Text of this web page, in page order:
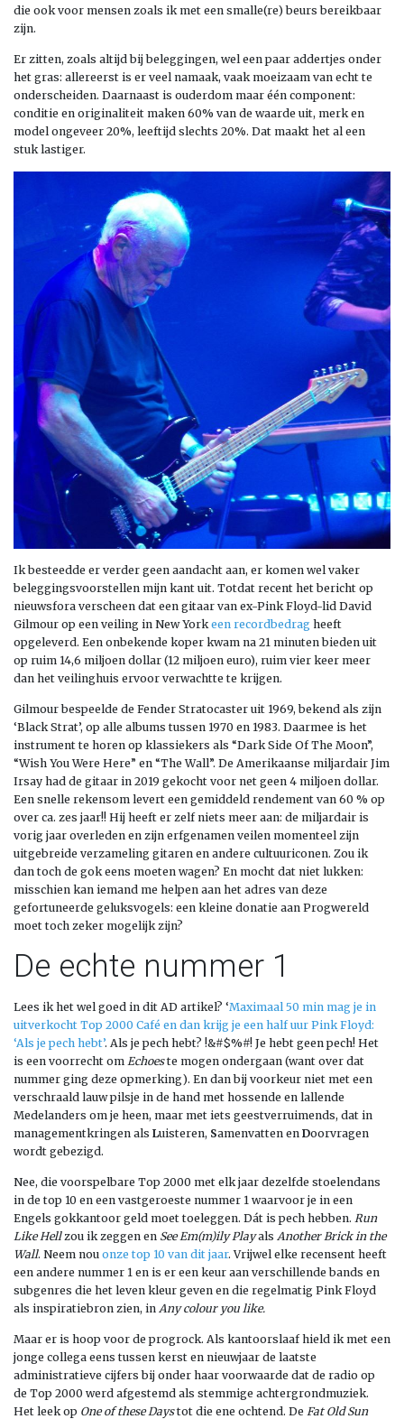
die ook voor mensen zoals ik met een smalle(re) beurs bereikbaar
zijn.
Er zitten, zoals altijd bij beleggingen, wel een paar addertjes onder
het gras: allereerst is er veel namaak, vaak moeizaam van echt te
onderscheiden. Daarnaast is ouderdom maar één component:
conditie en originaliteit maken 60% van de waarde uit, merk en
model ongeveer 20%, leeftijd slechts 20%. Dat maakt het al een
stuk lastiger.
Ik besteedde er verder geen aandacht aan, er komen wel vaker
beleggingsvoorstellen mijn kant uit. Totdat recent het bericht op
nieuwsfora verscheen dat een gitaar van ex-Pink Floyd-lid David
Gilmour op een veiling in New Yorkeen recordbedrag heeft
opgeleverd. Een onbekende koper kwam na 21 minuten bieden uit
op ruim 14,6 miljoen dollar (12 miljoen euro), ruim vier keer meer
dan het veilinghuis ervoor verwachtte te krijgen.
Gilmour bespeelde de Fender Stratocaster uit 1969, bekend als zijn
‘Black Strat’, op alle albums tussen 1970 en 1983. Daarmee is het
instrument te horen op klassiekers als “Dark Side Of The Moon”,
“Wish You Were Here” en “The Wall”. De Amerikaanse miljardair Jim
Irsay had de gitaar in 2019 gekocht voor net geen 4 miljoen dollar.
Een snelle rekensom levert een gemiddeld rendement van 60 % op
over ca. zes jaar!! Hij heeft er zelf niets meer aan: de miljardair is
vorig jaar overleden en zijn erfgenamen veilen momenteel zijn
uitgebreide verzameling gitaren en andere cultuuriconen. Zou ik
dan toch de gok eens moeten wagen? En mocht dat niet lukken:
misschien kan iemand me helpen aan het adres van deze
gefortuneerde geluksvogels: een kleine donatie aan Progwereld
moet toch zeker mogelijk zijn?
De echte nummer 1
Lees ik het wel goed in dit AD artikel? ‘Maximaal 50 min mag je in
uitverkocht Top 2000 Café en dan krijg je een half uur Pink Floyd:
‘Als je pech hebt’. Als je pech hebt? !&#$%#! Je hebt geen pech! Het
is een voorrecht om Echoeste mogen ondergaan (want over dat
nummer ging deze opmerking). En dan bij voorkeur niet met een
verschraald lauw pilsje in de hand met hossende en lallende
Medelanders om je heen, maar met iets geestverruimends, dat in
managementkringen als Luisteren, Samenvatten en Doorvragen
wordt gebezigd.
Nee, die voorspelbare Top 2000 met elk jaar dezelfde stoelendans
in de top 10 en een vastgeroeste nummer 1 waarvoor je in een
Engels gokkantoor geld moet toeleggen. Dát is pech hebben. Run
Like Hellzou ik zeggen en See Em(m)ily Playals Another Brick in the
Wall. Neem nou onze top 10 van dit jaar. Vrijwel elke recensent heeft
een andere nummer 1 en is er een keur aan verschillende bands en
subgenres die het leven kleur geven en die regelmatig Pink Floyd
als inspiratiebron zien, in Any colour you like.
Maar er is hoop voor de progrock. Als kantoorslaaf hield ik met een
jonge collega eens tussen kerst en nieuwjaar de laatste
administratieve cijfers bij onder haar voorwaarde dat de radio op
de Top 2000 werd afgestemd als stemmige achtergrondmuziek.
Het leek op One of these Daystot die ene ochtend. De Fat Old Sun